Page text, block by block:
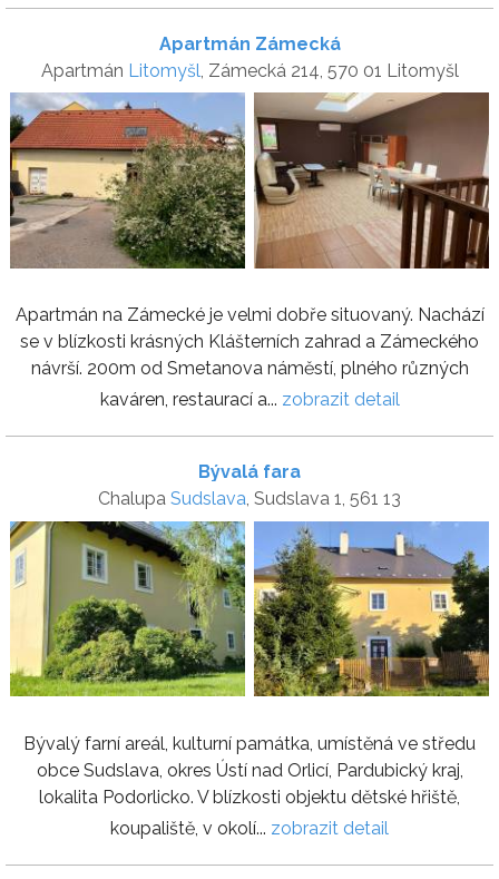
Apartmán Zámecká
Apartmán Litomyšl, Zámecká 214, 570 01 Litomyšl
Apartmán na Zámecké je velmi dobře situovaný. Nachází
se v blízkosti krásných Klášterních zahrad a Zámeckého
návrší. 200m od Smetanova náměstí, plného různých
kaváren, restaurací a... zobrazit detail
Bývalá fara
Chalupa Sudslava, Sudslava 1, 561 13
Bývalý farní areál, kulturní památka, umístěná ve středu
obce Sudslava, okres Ústí nad Orlicí, Pardubický kraj,
lokalita Podorlicko. V blízkosti objektu dětské hřiště,
koupaliště, v okolí... zobrazit detail